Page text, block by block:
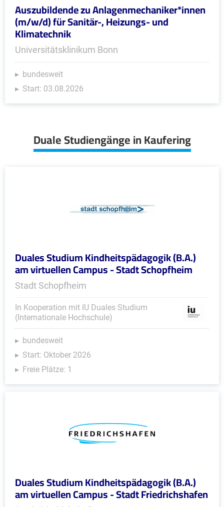
Auszubildende zu Anlagenmechaniker*innen
(m/w/d) für Sanitär-, Heizungs- und
Klimatechnik
Universitätsklinikum Bonn
bundesweit
Start: 03.08.2026
Duale Studiengänge in Kaufering
Duales Studium Kindheitspädagogik (B.A.)
am virtuellen Campus - Stadt Schopfheim
Stadt Schopfheim
In Kooperation mit IU Duales Studium
(Internationale Hochschule)
bundesweit
Start: Oktober 2026
Freie Plätze: 1
Duales Studium Kindheitspädagogik (B.A.)
am virtuellen Campus - Stadt Friedrichshafen